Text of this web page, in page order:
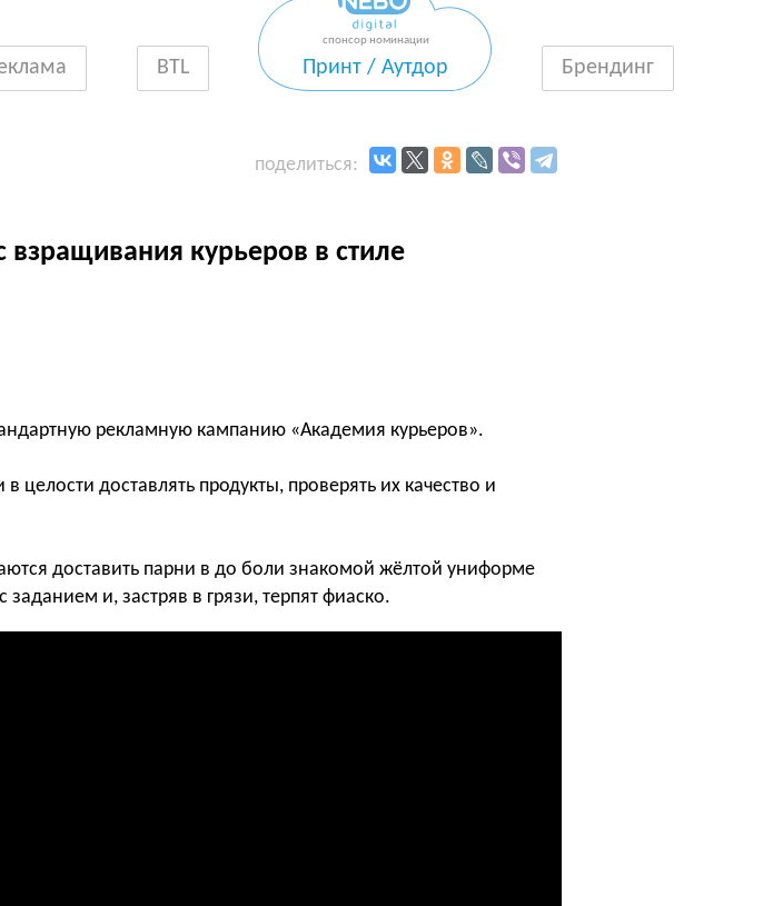
BTL Принт / Аутдор Брендинг
поделиться:
взращивания курьеров в стиле
рекламную кампанию «Академия курьеров».
целости доставлять продукты, проверять их качество и
доставить парни в до боли знакомой жёлтой униформе
и, застряв в грязи, терпят фиаско.